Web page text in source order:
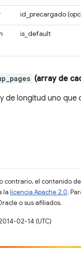
id_precargado
is_default
(array de
de longitud uno que
contrario, el contenido
la licencia Apache 2.0.
o sus afiliados.
02-14 (UTC)